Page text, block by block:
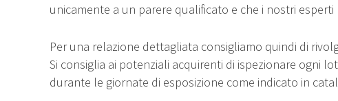
unicamente a un parere qualificato e che i nostri
Per una relazione dettagliata consigliamo quindi di
Si consiglia ai potenziali acquirenti di ispezionare ogni
durante le giornate di esposizione come indicato in